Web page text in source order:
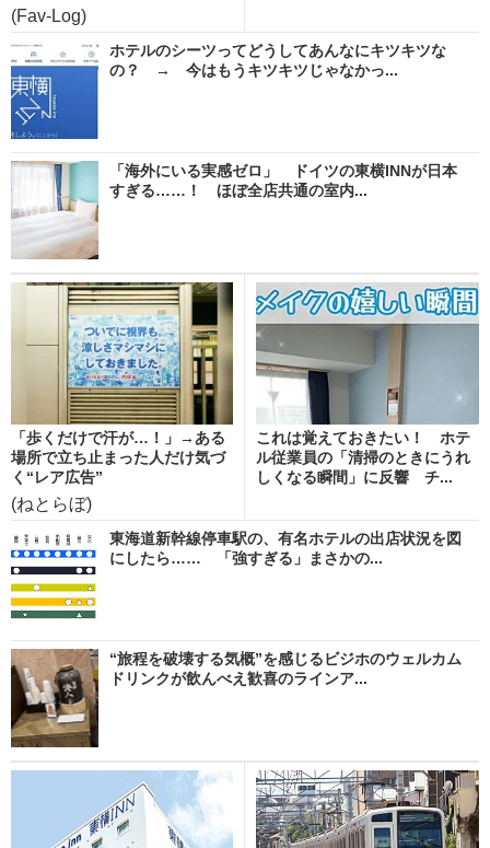
(Fav-Log)
ホテルのシーツってどうしてあんなにキツキツな
の？ → 今はもうキツキツじゃなかっ...
「海外にいる実感ゼロ」 ドイツの東横INNが日本
すぎる……！ ほぼ全店共通の室内...
「歩くだけで汗が…！」→ある
場所で立ち止まった人だけ気づ
く“レア広告”
(ねとらぼ)
これは覚えておきたい！ ホテ
ル従業員の「清掃のときにうれ
しくなる瞬間」に反響 チ...
東海道新幹線停車駅の、有名ホテルの出店状況を図
にしたら…… 「強すぎる」まさかの...
“旅程を破壊する気概”を感じるビジホのウェルカム
ドリンクが飲んべえ歓喜のラインア...